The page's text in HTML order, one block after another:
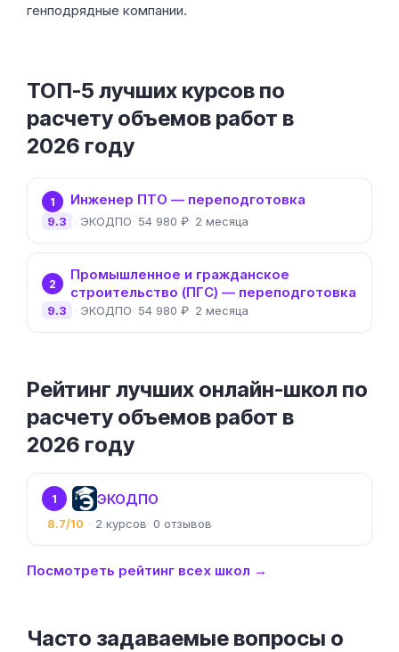
генподрядные компании.
ТОП-5 лучших курсов по
расчету объемов работ в
2026 году
1 Инженер ПТО — переподготовка
ЭКОДПО 54 980 ₽ 2 месяца
9.3
2
Промышленное и гражданское
строительство (ПГС) — переподготовка
ЭКОДПО 54 980 ₽ 2 месяца
9.3
Рейтинг лучших онлайн-школ по
расчету объемов работ в
2026 году
1 ЭКОДПО
8.7/10 2 0
Посмотреть рейтинг всех школ →
Часто задаваемые вопросы о